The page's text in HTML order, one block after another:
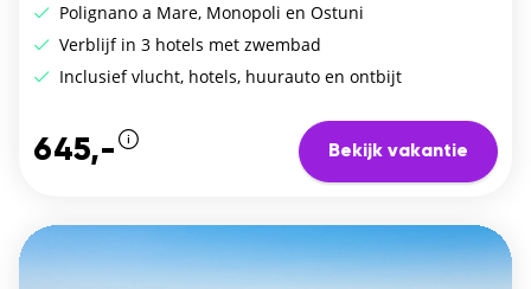
Polignano a Mare, Monopoli en Ostuni
Verblijf in 3 hotels met zwembad
Inclusief vlucht, hotels, huurauto en ontbijt
645,- Bekijk vakantie